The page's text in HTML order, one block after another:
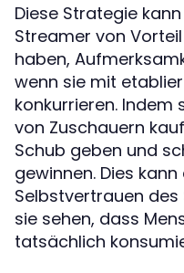
Diese Strategie
Streamer von
haben,
wenn sie mit
konkurrieren. Indem
von Zuschauern
Schub geben und
gewinnen. Dies
Selbstvertrauen
sie sehen, dass
tatsächlich